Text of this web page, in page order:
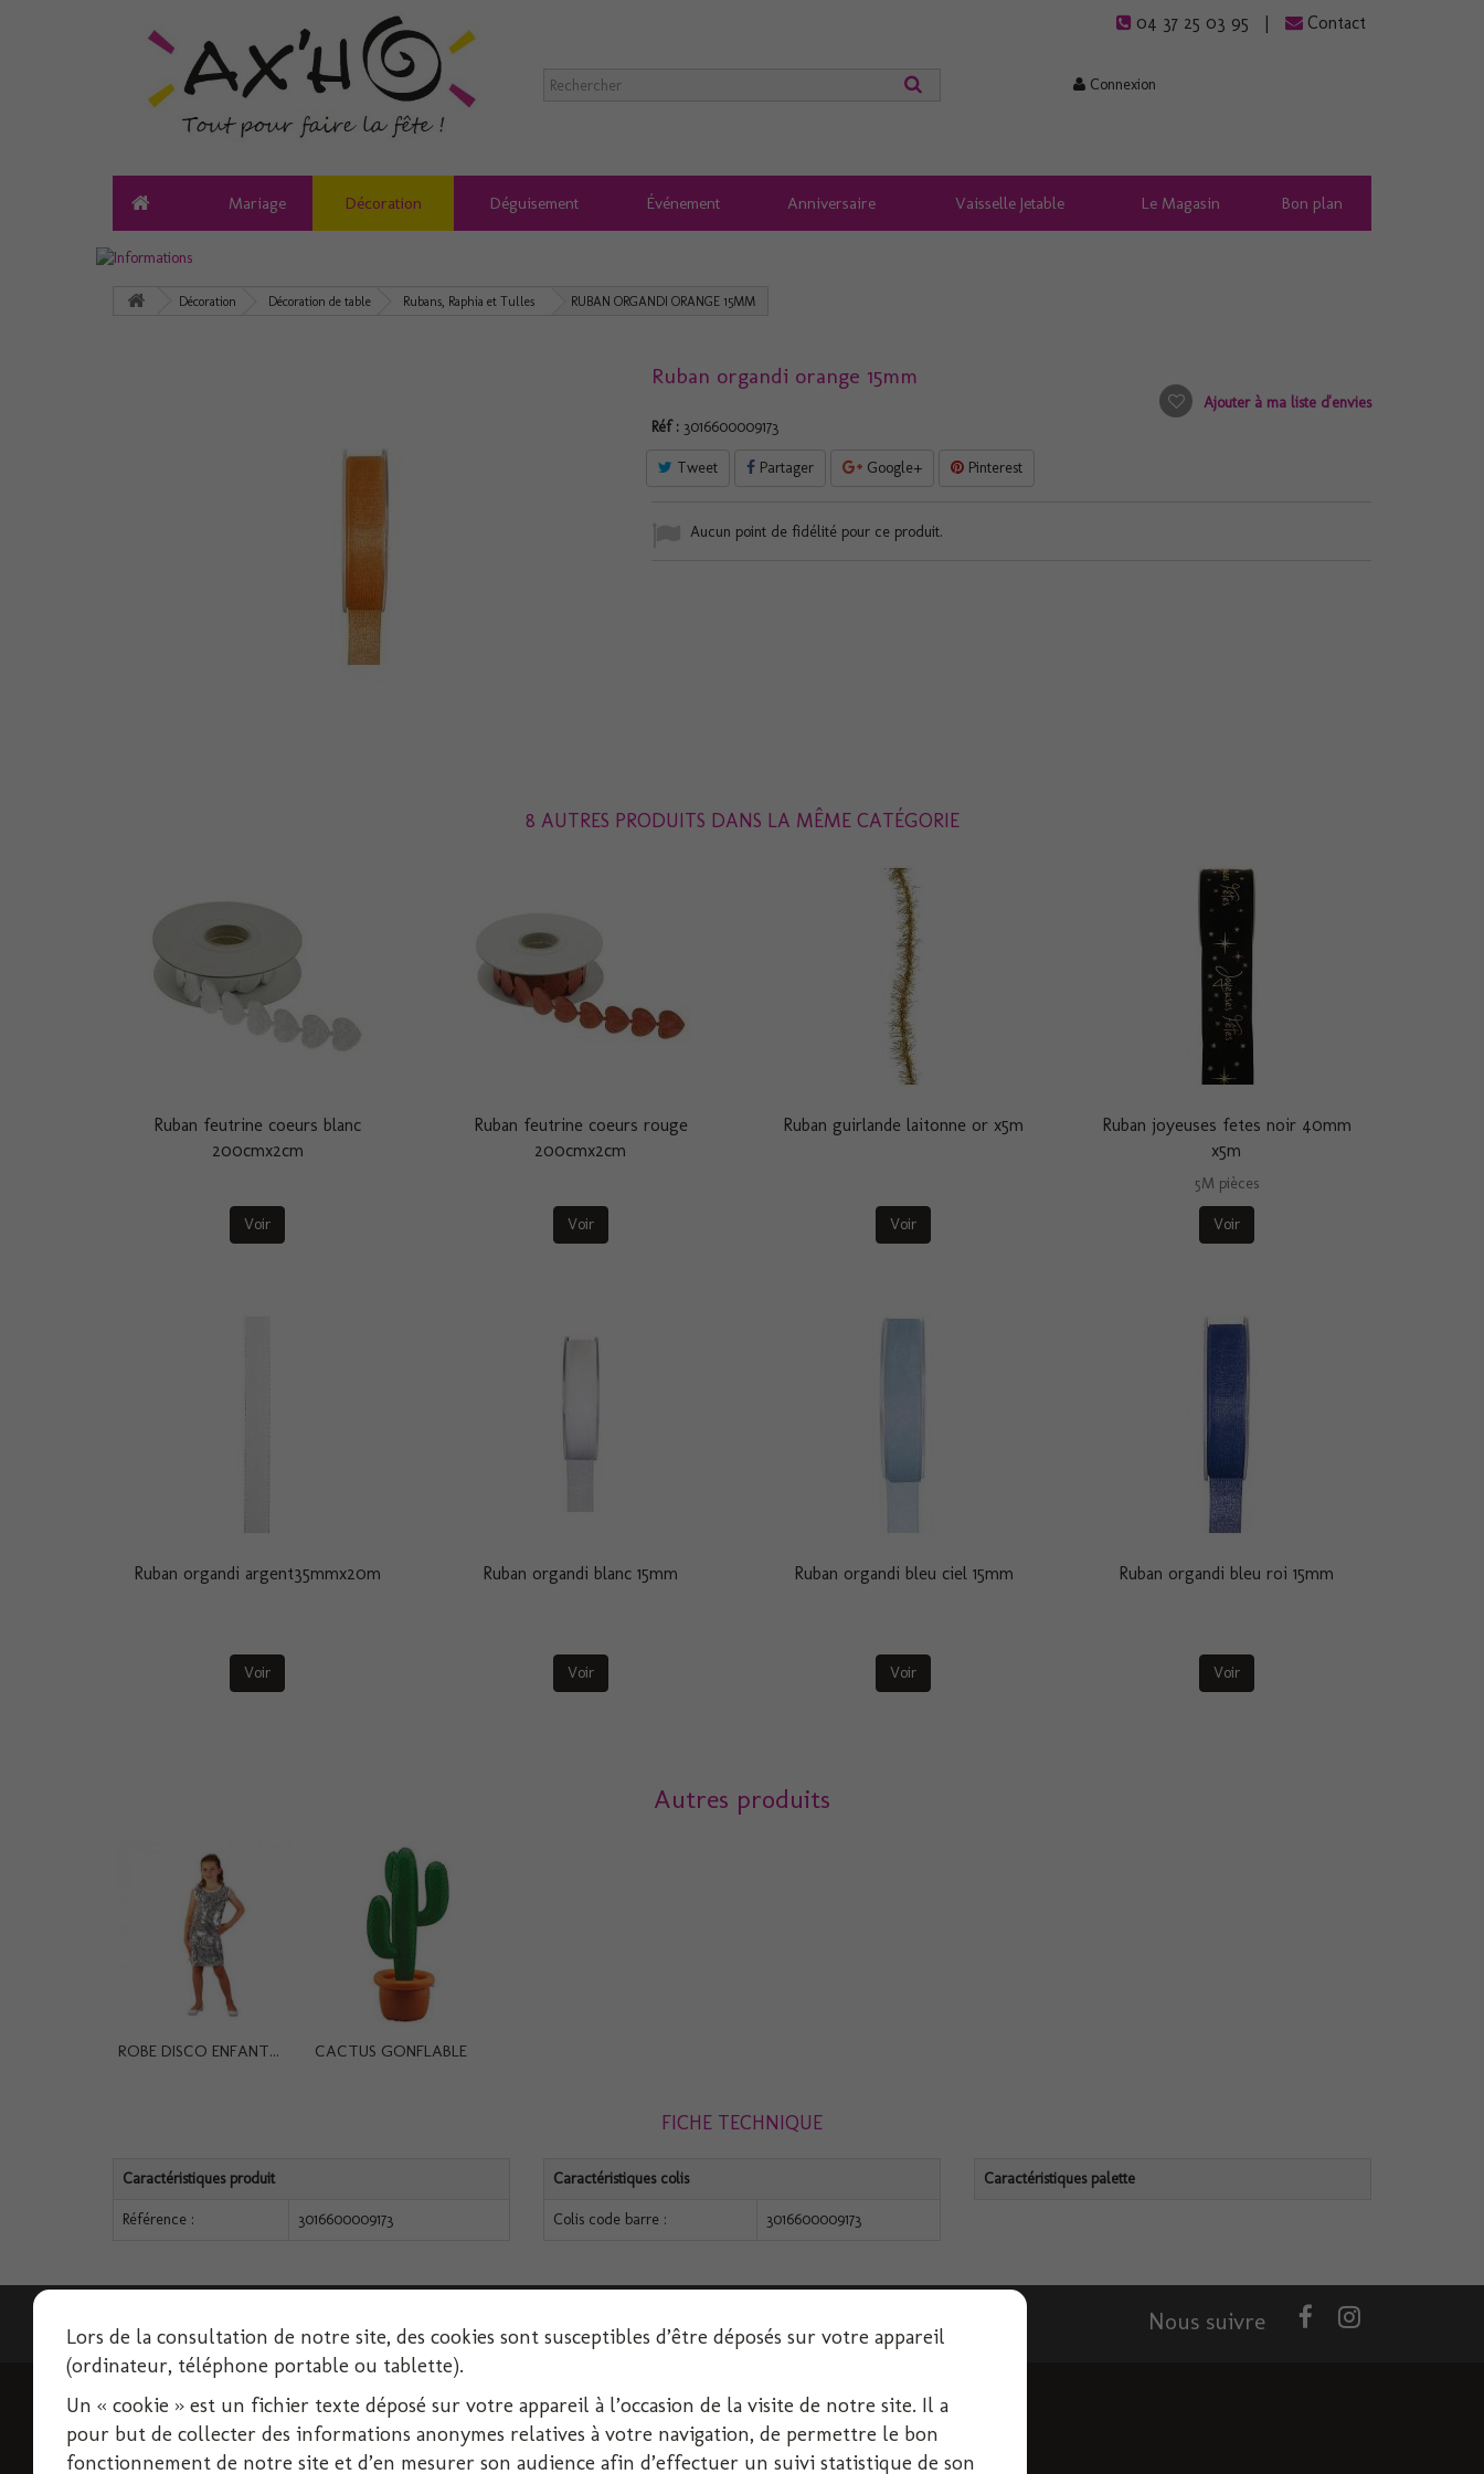
04 37 25 03 95 Contact
Connexion
Mariage Décoration Déguisement Événement Anniversaire Vaisselle Jetable Le Magasin Bon plan
Décoration Décoration de table Rubans, Raphia et Tulles RUBAN ORGANDI ORANGE 15MM
Ruban organdi orange 15mm
Réf : 3016600009173
Ajouter à ma liste d'envies
Tweet Partager Google+ Pinterest
Aucun point de fidélité pour ce produit.
8 AUTRES PRODUITS DANS LA MÊME CATÉGORIE
Ruban feutrine coeurs blanc
200cmx2cm
Voir
Ruban feutrine coeurs rouge
200cmx2cm
Voir
Ruban guirlande laitonne or x5m
Voir
Ruban joyeuses fetes noir 40mm
x5m
5M pièces
Voir
Ruban organdi argent35mmx20m
Voir
Ruban organdi blanc 15mm
Voir
Ruban organdi bleu ciel 15mm
Voir
Ruban organdi bleu roi 15mm
Voir
Autres produits
ROBE DISCO ENFANT... CACTUS GONFLABLE
FICHE TECHNIQUE
Caractéristiques produit
Référence : 3016600009173
Caractéristiques colis
Colis code barre : 3016600009173
Caractéristiques palette
Nous suivre
INFORMATIONS
Livraison
SERVICE CLIENT
Décoration-Fête.com, FIRPLAST
Lors de la consultation de notre site, des cookies sont susceptibles d’être déposés sur votre appareil
(ordinateur, téléphone portable ou tablette).
Un « cookie » est un fichier texte déposé sur votre appareil à l’occasion de la visite de notre site. Il a
pour but de collecter des informations anonymes relatives à votre navigation, de permettre le bon
fonctionnement de notre site et d’en mesurer son audience afin d’effectuer un suivi statistique de son